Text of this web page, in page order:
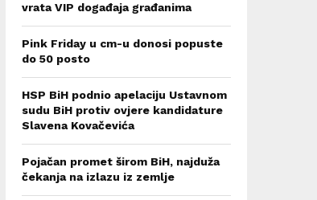
vrata VIP događaja građanima
Pink Friday u cm-u donosi popuste
do 50 posto
HSP BiH podnio apelaciju Ustavnom
sudu BiH protiv ovjere kandidature
Slavena Kovačevića
Pojačan promet širom BiH, najduža
čekanja na izlazu iz zemlje